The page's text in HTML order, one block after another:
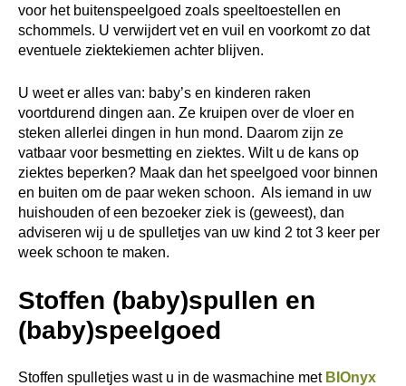
voor het buitenspeelgoed zoals speeltoestellen en
schommels. U verwijdert vet en vuil en voorkomt zo dat
eventuele ziektekiemen achter blijven.
U weet er alles van: baby’s en kinderen raken
voortdurend dingen aan. Ze kruipen over de vloer en
steken allerlei dingen in hun mond. Daarom zijn ze
vatbaar voor besmetting en ziektes. Wilt u de kans op
ziektes beperken? Maak dan het speelgoed voor binnen
en buiten om de paar weken schoon. Als iemand in uw
huishouden of een bezoeker ziek is (geweest), dan
adviseren wij u de spulletjes van uw kind 2 tot 3 keer per
week schoon te maken.
Stoffen (baby)spullen en
(baby)speelgoed
Stoffen spulletjes wast u in de wasmachine met BIOnyx